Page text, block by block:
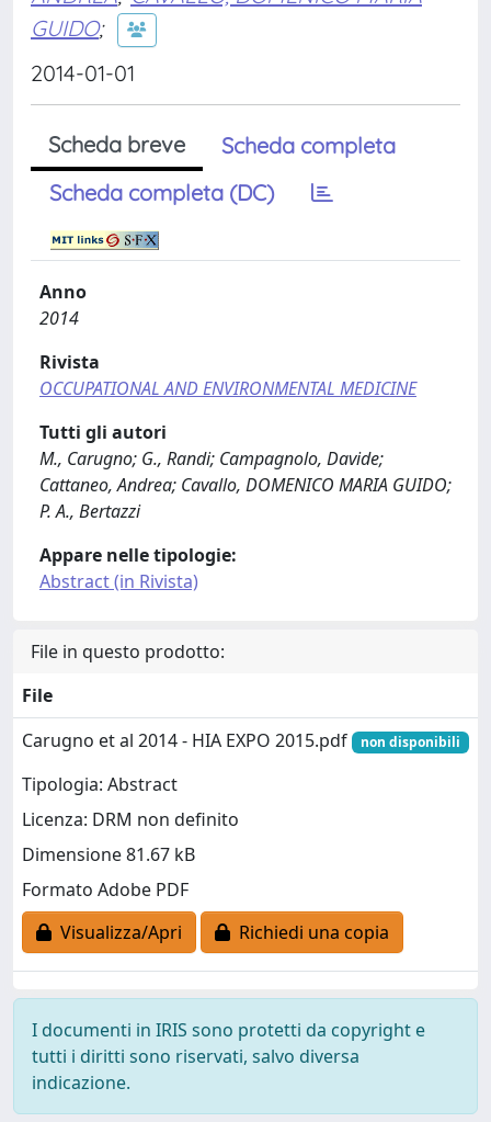
GUIDO;
2014-01-01
Scheda breve
Scheda completa
Scheda completa (DC)
Anno
2014
Rivista
OCCUPATIONAL AND ENVIRONMENTAL MEDICINE
Tutti gli autori
M., Carugno; G., Randi; Campagnolo, Davide;
Cattaneo, Andrea; Cavallo, DOMENICO MARIA GUIDO;
P. A., Bertazzi
Appare nelle tipologie:
Abstract (in Rivista)
File in questo prodotto:
File
Carugno et al 2014 - HIA EXPO 2015.pdf
non disponibili
Tipologia: Abstract
Licenza: DRM non definito
Dimensione 81.67 kB
Formato Adobe PDF
Visualizza/Apri
Richiedi una copia
I documenti in IRIS sono protetti da copyright e
tutti i diritti sono riservati, salvo diversa
indicazione.